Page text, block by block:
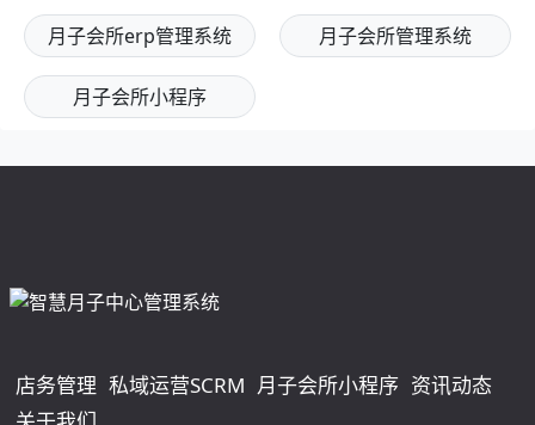
月子会所erp管理系统 月子会所管理系统
月子会所小程序
店务管理 私域运营SCRM 月子会所小程序 资讯动态